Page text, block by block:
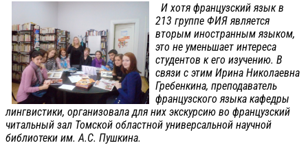
И хотя французский язык в
213 группе ФИЯ является
вторым иностранным языком,
это не уменьшает интереса
студентов к его изучению. В
связи с этим Ирина Николаевна
Гребенкина, преподаватель
французского языка кафедры
лингвистики, организовала для них экскурсию во французский
читальный зал Томской областной универсальной научной
библиотеки им. А.С. Пушкина.